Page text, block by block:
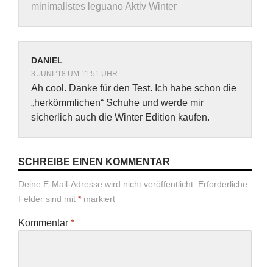
minimalistes leguano Aktiv Winter
DANIEL
3 JUNI ’18 UM 11:51 UHR
Ah cool. Danke für den Test. Ich habe schon die
„herkömmlichen“ Schuhe und werde mir
sicherlich auch die Winter Edition kaufen.
SCHREIBE EINEN KOMMENTAR
Deine E-Mail-Adresse wird nicht veröffentlicht. Erforderliche
Felder sind mit * markiert
Kommentar *